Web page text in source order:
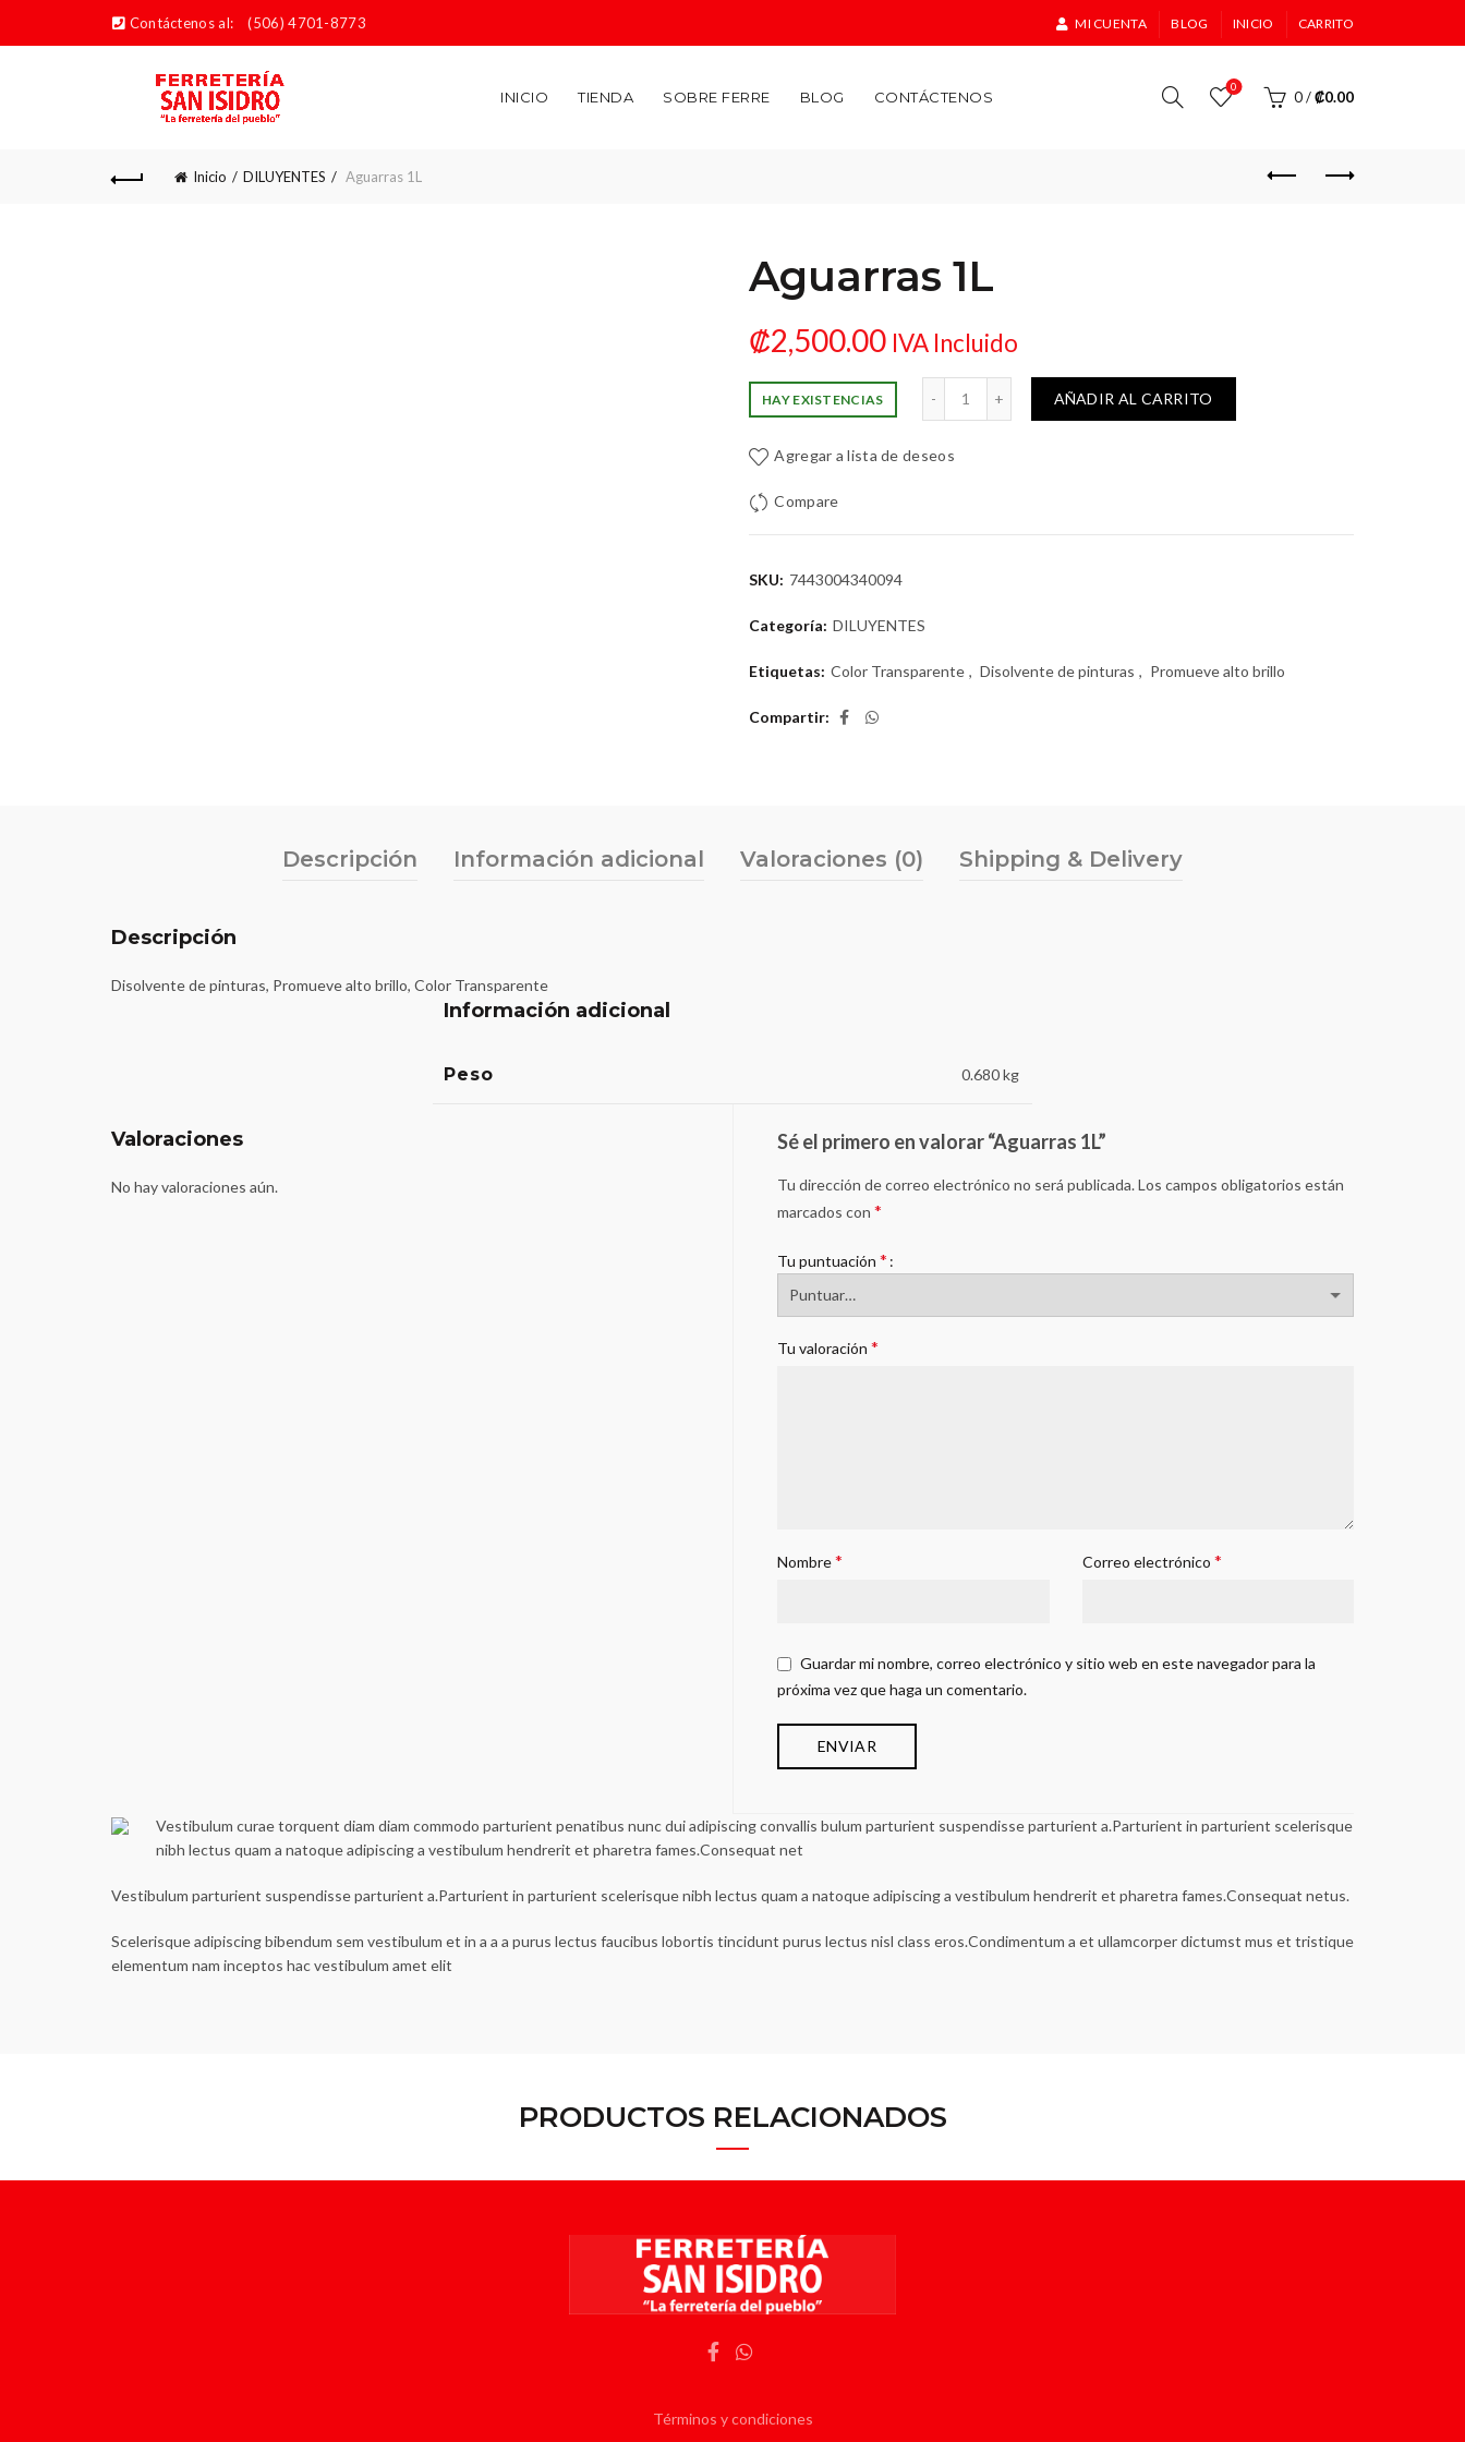
Contáctenos al: (506) 4701-8773 MI CUENTA BLOG INICIO CARRITO
INICIO TIENDA SOBRE FERRE BLOG CONTÁCTENOS
0
0/₡0.00
Inicio DILUYENTES Aguarras 1L
Aguarras 1L
₡2,500.00 IVA Incluido
HAY EXISTENCIAS
Aguarras 1L cantidad
AÑADIR AL CARRITO
Agregar a lista de deseos
Compare
SKU: 7443004340094
Categoría: DILUYENTES
Etiquetas: Color Transparente , Disolvente de pinturas , Promueve alto brillo
Compartir
Descripción Información adicional Valoraciones (0) Shipping & Delivery
Descripción
Disolvente de pinturas, Promueve alto brillo, Color Transparente
Información adicional
Peso 0.680 kg
Valoraciones
No hay valoraciones aún.
Sé el primero en valorar “Aguarras 1L”
Tu dirección de correo electrónico no será publicada.Los campos obligatorios están
marcados con *
Tu puntuación *
Tu valoración *
Nombre* Correo electrónico *
Guardar mi nombre, correo electrónico y sitio web en este navegador para la
próxima vez que haga un comentario.
Vestibulum curae torquent diam diam commodo parturient penatibus nunc dui adipiscing convallis bulum parturient suspendisse parturient a.Parturient in parturient scelerisque
nibh lectus quam a natoque adipiscing a vestibulum hendrerit et pharetra fames.Consequat net
Vestibulum parturient suspendisse parturient a.Parturient in parturient scelerisque nibh lectus quam a natoque adipiscing a vestibulum hendrerit et pharetra fames.Consequat netus.
Scelerisque adipiscing bibendum sem vestibulum et in a a a purus lectus faucibus lobortis tincidunt purus lectus nisl class eros.Condimentum a et ullamcorper dictumst mus et tristique
elementum nam inceptos hac vestibulum amet elit
PRODUCTOS RELACIONADOS
Términos y condiciones